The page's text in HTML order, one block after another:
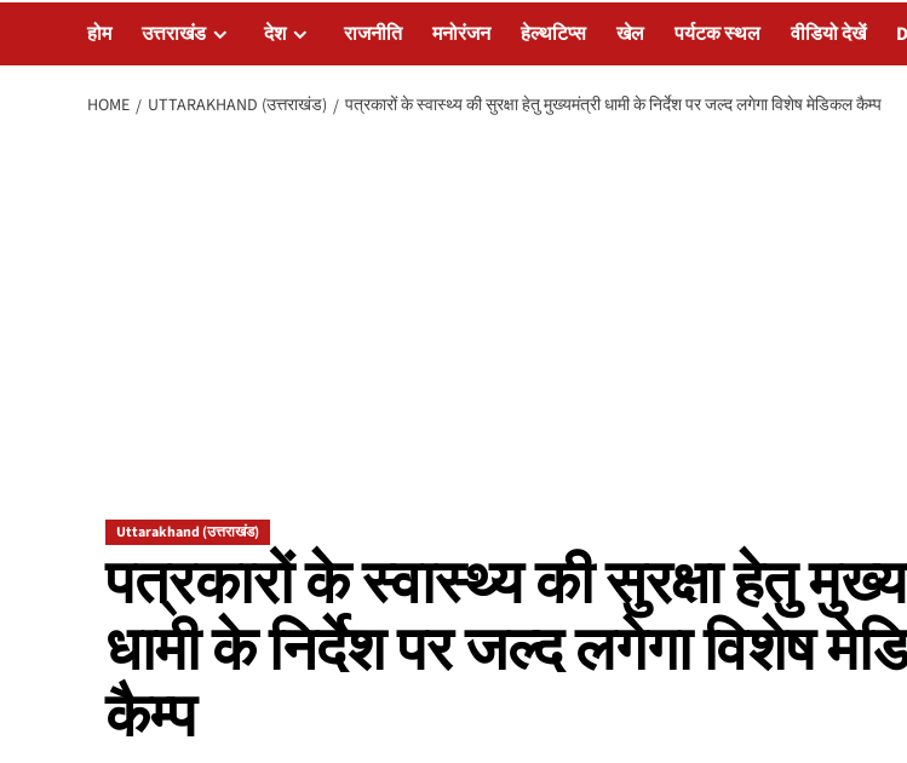
होम उत्तराखंड देश राजनीति मनोरंजन हेल्थटिप्स खेल पर्यटक स्थल वीडियो देखें
HOME UTTARAKHAND (उत्तराखंड) पत्रकारों के स्वास्थ्य की सुरक्षा हेतु मुख्यमंत्री धामी के निर्देश पर जल्द लगेगा विशेष मेडिकल कैम्प
Uttarakhand (उत्तराखंड)
पत्रकारों के स्वास्थ्य की सुरक्षा हेतु
धामी के निर्देश पर जल्द लगेगा विशेष
कैम्प